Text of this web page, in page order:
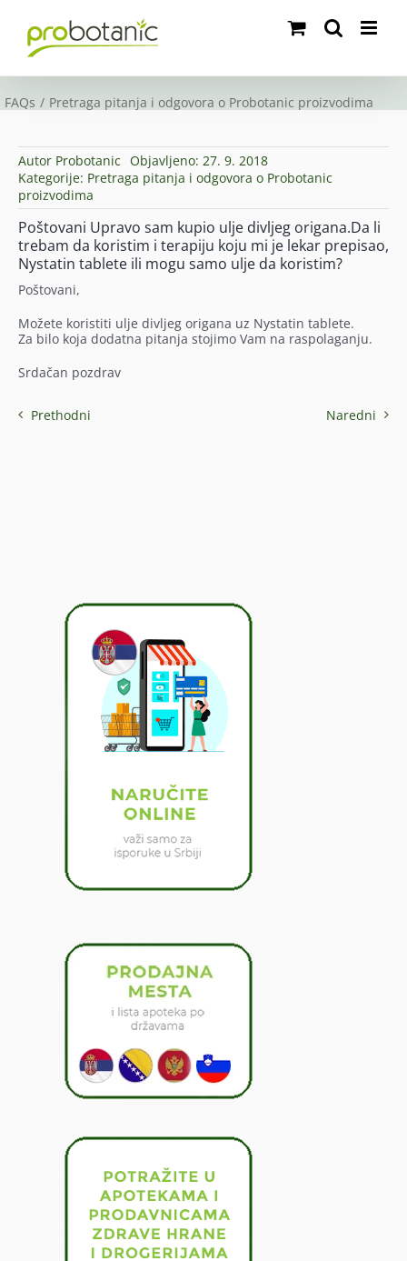
content
FAQs Pretraga pitanja i odgovora o Probotanic proizvodima
Autor Probotanic Objavljeno: 27. 9. 2018
Kategorije: Pretraga pitanja i odgovora o Probotanic
proizvodima
Poštovani Upravo sam kupio ulje divljeg origana.Da li
trebam da koristim i terapiju koju mi je lekar prepisao,
Nystatin tablete ili mogu samo ulje da koristim?
Poštovani,
Možete koristiti ulje divljeg origana uz Nystatin tablete.
Za bilo koja dodatna pitanja stojimo Vam na raspolaganju.
Srdačan pozdrav
Prethodni Naredni